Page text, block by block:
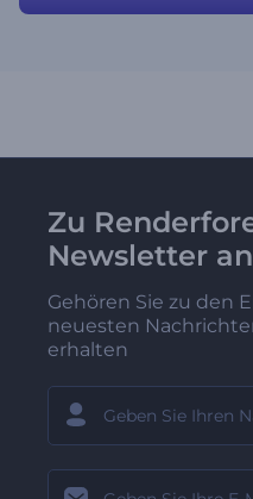
Zu
Newsletter
Gehören Sie zu den
neuesten
erhalten